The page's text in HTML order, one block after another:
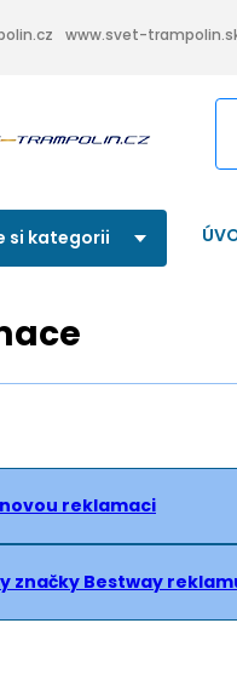
www.svet-
si kategorii
reklamaci
značky Bestway